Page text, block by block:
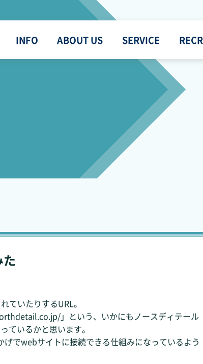
INFO ABOUT US SERVICE
ていたりするURL。
」という、いかにもノースディテール
ているかと思います。
げでwebサイトに接続できる仕組みになっているよう